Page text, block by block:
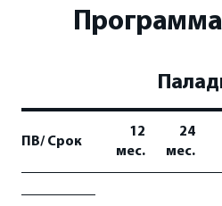
ПВ/ Срок
12
мес.
24
мес.